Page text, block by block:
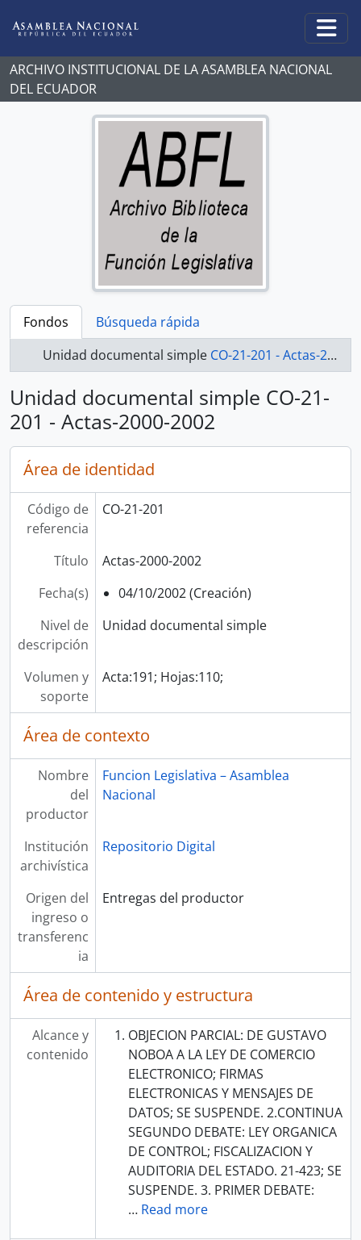
ARCHIVO INSTITUCIONAL DE LA ASAMBLEA NACIONAL
DEL ECUADOR
Fondos
Búsqueda rápida
Unidad documental simple CO-21-201 - Actas-2000-2002
Unidad documental simple CO-21-
201 - Actas-2000-2002
Área de identidad
Código de
referencia
CO-21-201
Título
Actas-2000-2002
Fecha(s)
04/10/2002 (Creación)
Nivel de
descripción
Unidad documental simple
Volumen y
soporte
Acta:191; Hojas:110;
Área de contexto
Nombre
del
productor
Funcion Legislativa – Asamblea
Nacional
Institución
archivística
Repositorio Digital
Origen del
ingreso o
transferenc
ia
Entregas del productor
Área de contenido y estructura
Alcance y
contenido
OBJECION PARCIAL: DE GUSTAVO
NOBOA A LA LEY DE COMERCIO
ELECTRONICO; FIRMAS
ELECTRONICAS Y MENSAJES DE
DATOS; SE SUSPENDE. 2.CONTINUA
SEGUNDO DEBATE: LEY ORGANICA
DE CONTROL; FISCALIZACION Y
AUDITORIA DEL ESTADO. 21-423; SE
SUSPENDE. 3. PRIMER DEBATE:
… Read more